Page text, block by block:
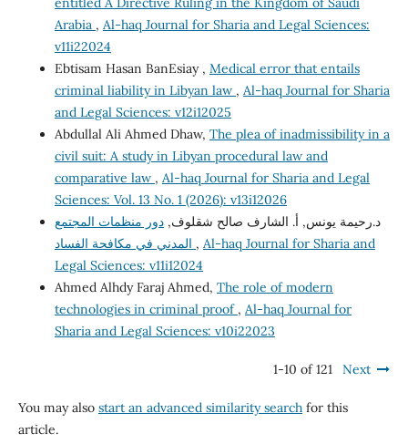
Arabia , Al-haq Journal for Sharia and Legal Sciences:
v11i22024
Ebtisam Hasan BanEsiay , Medical error that entails
criminal liability in Libyan law , Al-haq Journal for Sharia
and Legal Sciences: v12i12025
Abdullal Ali Ahmed Dhaw, The plea of inadmissibility in a
civil suit: A study in Libyan procedural law and
comparative law , Al-haq Journal for Sharia and Legal
Sciences: Vol. 13 No. 1 (2026): v13i12026
د.رحيمة يونس, أ. الشارف صالح شقلوف,دور منظمات المجتمع
, Al-haq Journal for Sharia and
Legal Sciences: v11i12024
Ahmed Alhdy Faraj Ahmed, The role of modern
technologies in criminal proof , Al-haq Journal for
Sharia and Legal Sciences: v10i22023
1-10 of 121 Next
You may also start an advanced similarity searchfor this
article.